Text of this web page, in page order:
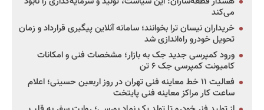
می‌کند
خریداران نیسان ترا بخوانند؛ سامانه آنلاین پیگیری قرارداد و زمان
تحویل خودرو راه‌اندازی شد
ورود کمپرسی جدید جک به بازار؛ مشخصات فنی و امکانات
کامیونت کمپرسی جک ۶ تن
فعالیت ۱۱ خط معاینه فنی تهران در روز اربعین حسینی؛ اعلام
ساعت کار مراکز معاینه فنی پایتخت